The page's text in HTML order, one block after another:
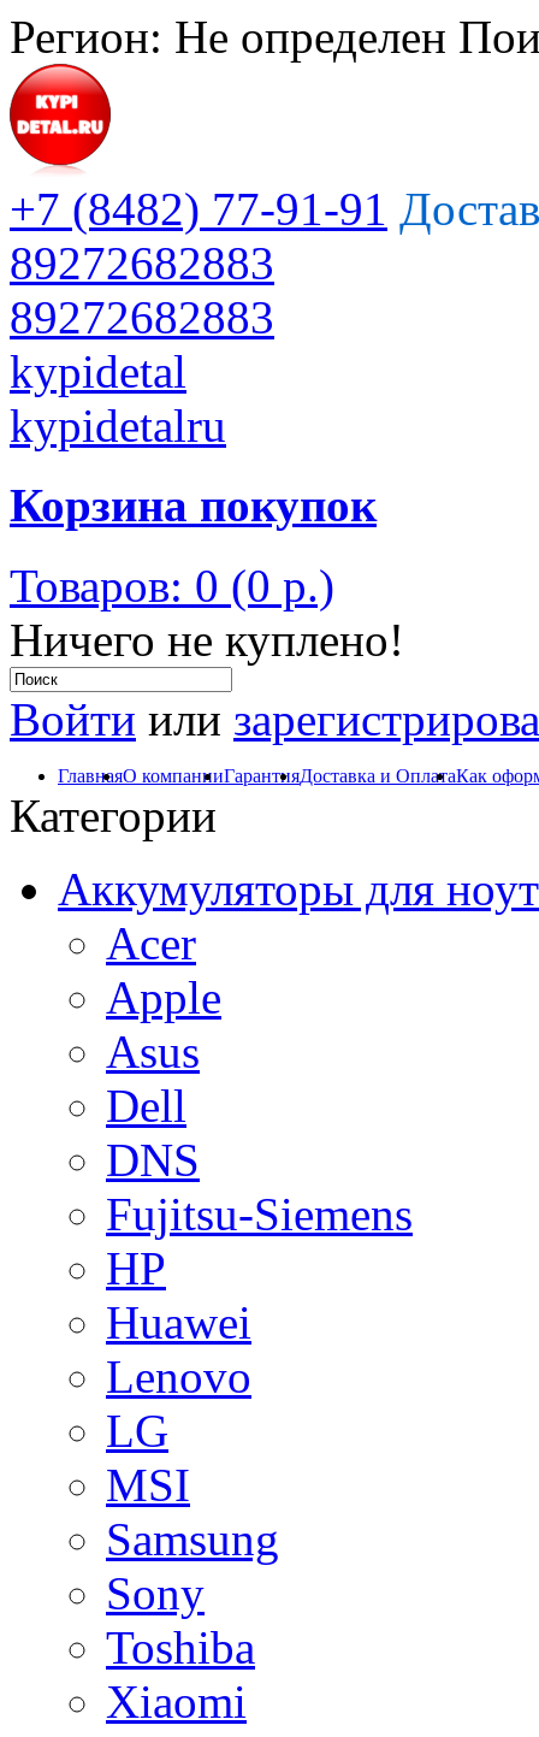
Регион: Не определен
+7 (8482) 77-91-91
89272682883
89272682883
kypidetal
kypidetalru
Корзина покупок
Товаров: 0 (0 р.)
Ничего не куплено!
Войти или
ГлавнаяО компанииГарантияДоставка и ОплатаКак
Категории
Аккумуляторы для
Acer
Apple
Asus
Dell
DNS
Fujitsu-Siemens
HP
Huawei
Lenovo
LG
MSI
Samsung
Sony
Toshiba
Xiaomi